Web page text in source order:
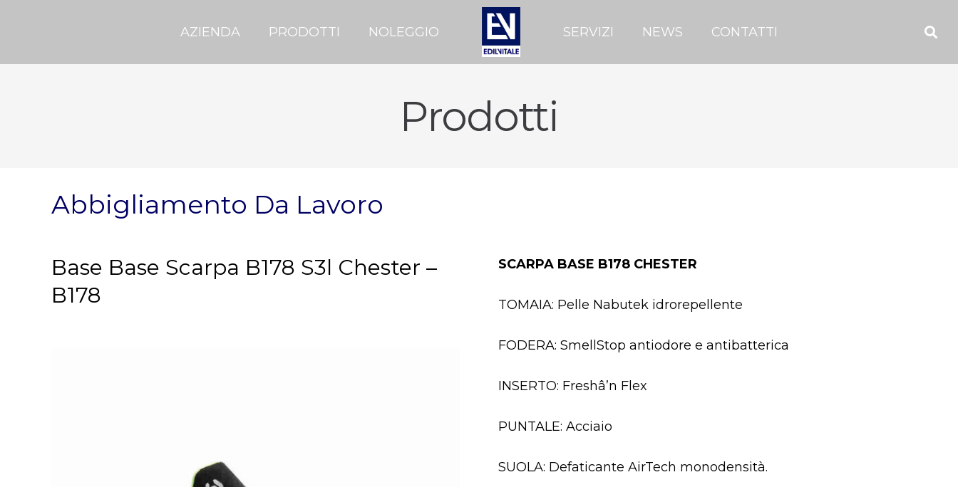
AZIENDA PRODOTTI NOLEGGIO SERVIZI NEWS CONTATTI
Prodotti
Abbigliamento Da Lavoro
Base Base Scarpa B178 S3l Chester –
B178
SCARPA BASE B178 CHESTER
TOMAIA: Pelle Nabutek idrorepellente
FODERA: SmellStop antiodore e antibatterica
INSERTO: Freshâ’n Flex
PUNTALE: Acciaio
SUOLA: Defaticante AirTech monodensità.